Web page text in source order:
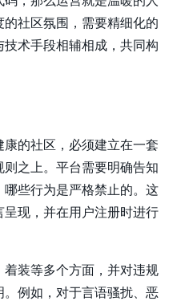
社区氛围，需要精细化的
术手段相辅相成，共同构
的社区，必须建立在一套
之上。平台需要明确告知
些行为是严格禁止的。这
现，并在用户注册时进行
装等多个方面，并对违规
例如，对于言语骚扰、恶